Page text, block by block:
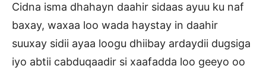
Cidna isma dhahayn daahir sidaas ayuu ku naf
baxay, waxaa loo wada haystay in daahir
suuxay sidii ayaa loogu dhiibay ardaydii dugsiga
iyo abtii cabduqaadir si xaafadda loo geeyo oo